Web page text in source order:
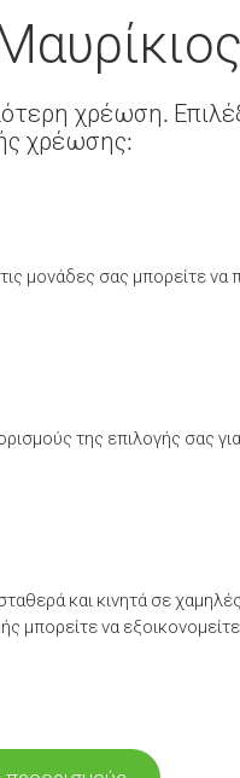
χρέωση.
χρέωσης:
μονάδες σας μπορείτε να
της επιλογής σας
και κινητά σε
να